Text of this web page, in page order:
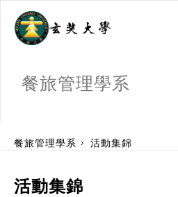
餐旅管理學系
餐旅管理學系
活動集錦
活動集錦